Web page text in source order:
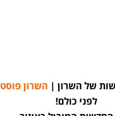
של השרון | השרון פוסט
לפני כולם!